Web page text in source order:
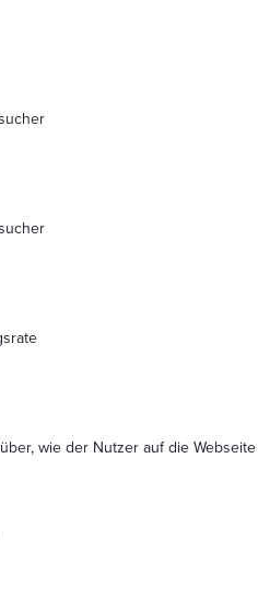
wie der Nutzer auf die Webseite